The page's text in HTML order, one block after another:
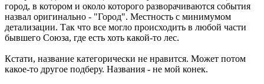
город, в котором и около которого разворачиваются события
назвал оригинально - "Город". Местность с минимумом
детализации. Так что все могло происходить в любой части
бывшего Союза, где есть хоть какой-то лес.
Кстати, название категорически не нравится. Может потом
какое-то другое подберу. Названия - не мой конек.